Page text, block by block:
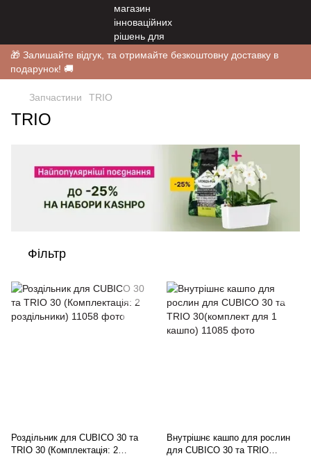
🎁 Залишайте відгук, та отримайте безкоштовну доставку в
подарунок! 🚚
Запчастини TRIO
TRIO
Фільтр
Роздільник для CUBICO 30 та
TRIO 30 (Комплектація: 2
Внутрішнє кашпо для рослин
для CUBICO 30 та TRIO